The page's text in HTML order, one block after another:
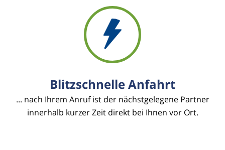
Blitzschnelle Anfahrt
... nach Ihrem Anruf ist der nächstgelegene Partner
innerhalb kurzer Zeit direkt bei Ihnen vor Ort.